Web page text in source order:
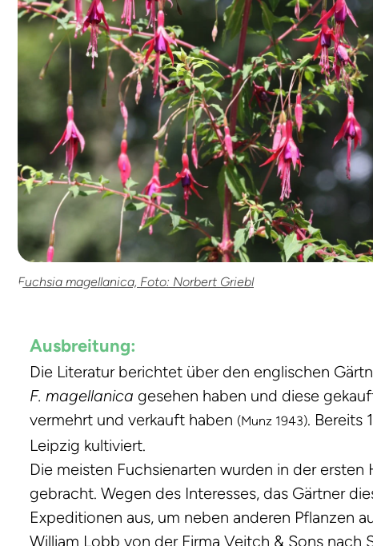
Fuchsia magellanica, Foto: Norbert Griebl
Ausbreitung:
Die Literatur berichtet über den englischen
F. magellanica gesehen haben und diese
vermehrt und verkauft haben (Munz 1943). Bereits
Leipzig kultiviert.
Die meisten Fuchsienarten wurden in der
gebracht. Wegen des Interesses, das Gärtner
Expeditionen aus, um neben anderen Pflanzen
William Lobb von der Firma Veitch & Sons nach